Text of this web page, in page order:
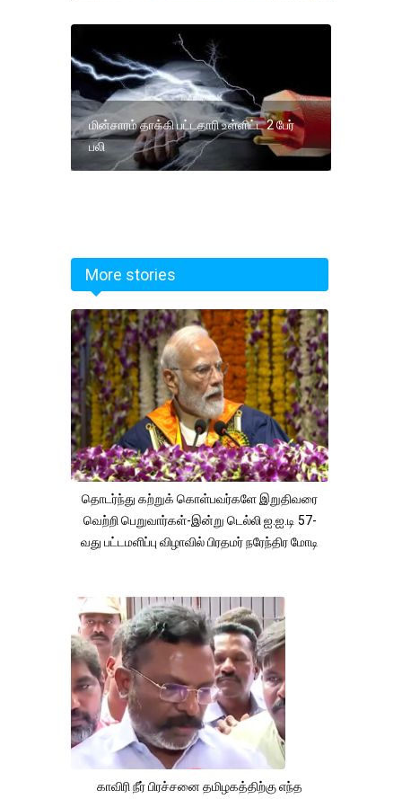
மின்சாரம் தாக்கி பட்டதாரி உள்ளிட்ட 2 பேர்
பலி
More stories
தொடர்ந்து கற்றுக் கொள்பவர்களே இறுதிவரை
வெற்றி பெறுவார்கள்-இன்று டெல்லி ஐ.ஐ.டி 57-
வது பட்டமளிப்பு விழாவில் பிரதமர் நரேந்திர மோடி
காவிரி நீர் பிரச்சனை தமிழகத்திற்கு எந்த